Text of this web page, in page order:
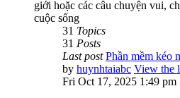
giới hoặc các câu chuyện vui,
cuộc sống
31 Topics
31 Posts
Last post Phần mềm kéo
by huynhtaiabc View the
Fri Oct 17, 2025 1:49 pm